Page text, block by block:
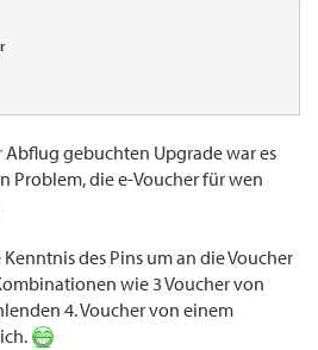
gebuchten Upgrade war es
Problem, die e-Voucher für wen
des Pins um an die Voucher
wie 3 Voucher von
4. Voucher von einem